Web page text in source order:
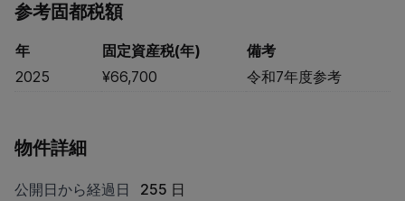
参考固都税額
年 固定資産税(年)
備考
2025
¥66,700 令和7年度参考
物件詳細
公開日から経過日
255 日